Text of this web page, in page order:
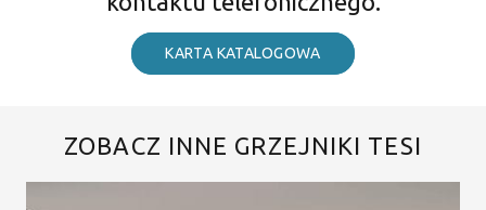
KARTA KATALOGOWA
ZOBACZ INNE GRZEJNIKI TESI